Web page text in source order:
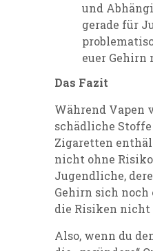
und
gerade für
euer
Das Fazit
Während
schädliche
Zigaretten
nicht ohne
Jugendliche,
Gehirn sich
die Risiken nicht
Also, wenn du